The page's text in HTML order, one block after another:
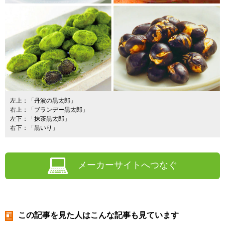
左上：「丹波の黒太郎」
右上：「ブランデー黒太郎」
左下：「抹茶黒太郎」
右下：「黒いり」
メーカーサイトへつなぐ
この記事を見た人はこんな記事も見ています